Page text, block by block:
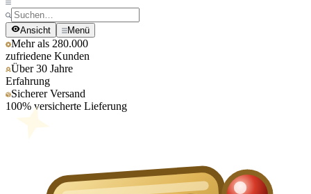
Ansicht Menü
Mehr als 280.000
zufriedene Kunden
Über 30 Jahre
Erfahrung
Sicherer Versand
100% versicherte Lieferung